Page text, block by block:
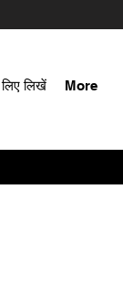
लिए लिखें More